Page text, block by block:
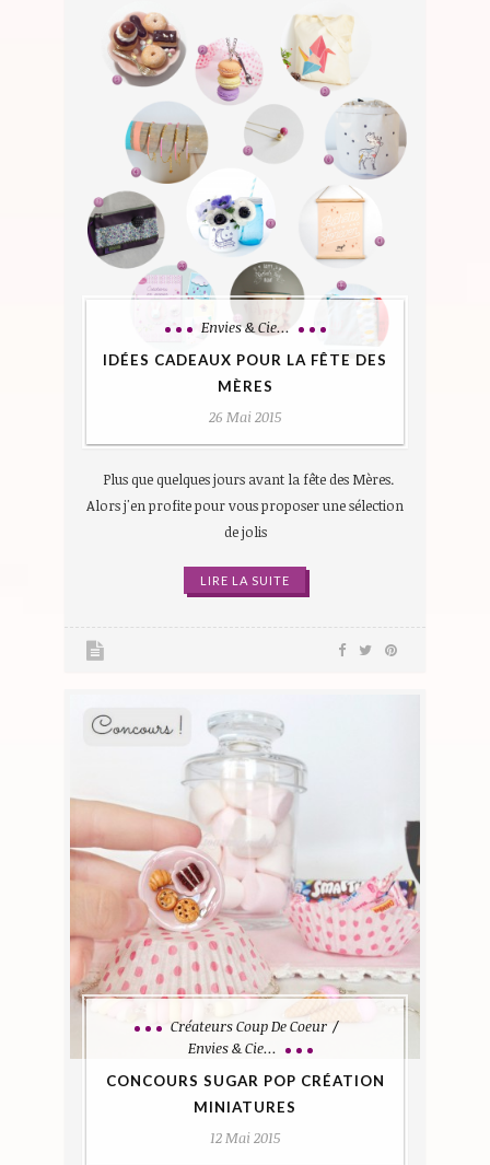
Envies & Cie...
IDÉES CADEAUX POUR LA FÊTE DES
MÈRES
26 Mai 2015
Plus que quelques jours avant la fête des Mères.
Alors j'en profite pour vous proposer une sélection
de jolis
LIRE LA SUITE
Créateurs Coup De Coeur
Envies & Cie...
CONCOURS SUGAR POP CRÉATION
MINIATURES
12 Mai 2015